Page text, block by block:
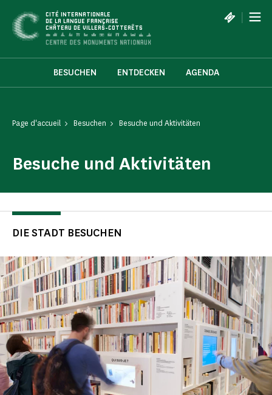
CITÉ INTERNATIONALE
DE LA LANGUE FRANÇAISE
CHÂTEAU DE VILLERS-COTTERÊTS
|
BESUCHEN ENTDECKEN AGENDA
Page d'accueil Besuchen Besuche und Aktivitäten
Besuche und Aktivitäten
DIE STADT BESUCHEN